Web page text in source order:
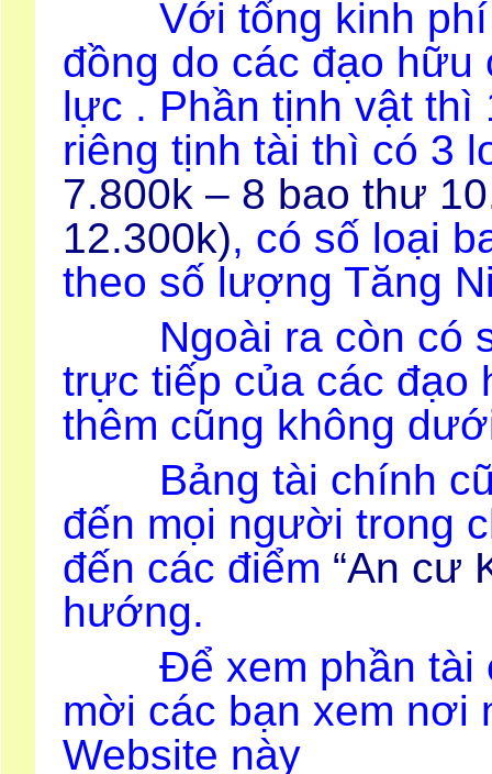
Với tổng kinh phí
đồng do các đạo hữu
lực . Phần tịnh vật thì
riêng tịnh tài thì có 3
7.800k – 8 bao thư
12.300k), có số loại
theo số lượng Tăng
Ngoài ra còn có
trực tiếp của các
thêm cũng không
Bảng tài chính
đến mọi người trong
đến các điểm “An cư
hướng.
Để xem phần tài
mời các bạn xem nơi
Website này